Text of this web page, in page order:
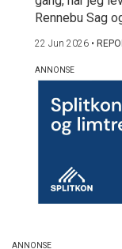
Rennebu Sag
22 Jun 2026 •